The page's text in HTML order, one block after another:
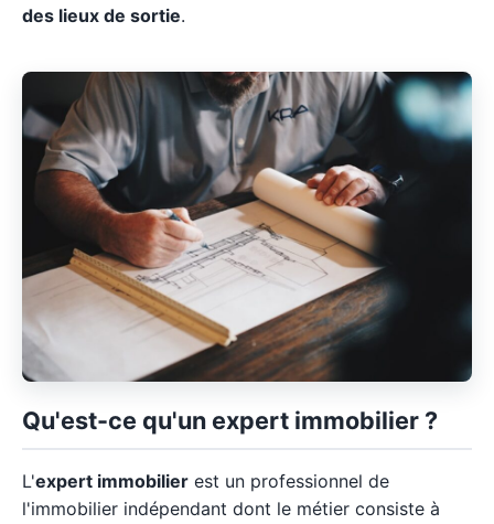
des lieux de sortie.
Qu'est-ce qu'un expert immobilier ?
L'expert immobilier est un professionnel de
l'immobilier indépendant dont le métier consiste à